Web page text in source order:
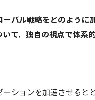
バル戦略をどのよう
て、独自の視点で体系
ションを加速させると